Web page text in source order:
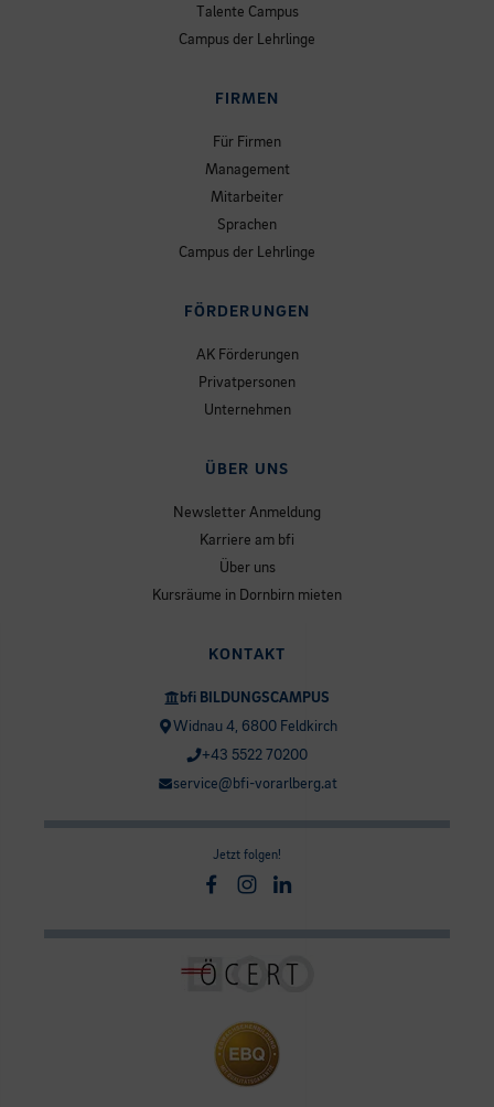
Talente Campus
Campus der Lehrlinge
FIRMEN
Für Firmen
Management
Mitarbeiter
Sprachen
Campus der Lehrlinge
FÖRDERUNGEN
AK Förderungen
Privatpersonen
Unternehmen
ÜBER UNS
Newsletter Anmeldung
Karriere am bfi
Über uns
Kursräume in Dornbirn mieten
KONTAKT
bfi BILDUNGSCAMPUS
Widnau 4, 6800 Feldkirch
+43 5522 70200
service@bfi-vorarlberg.at
Jetzt folgen!
Facebook
Instagram
Linkedin